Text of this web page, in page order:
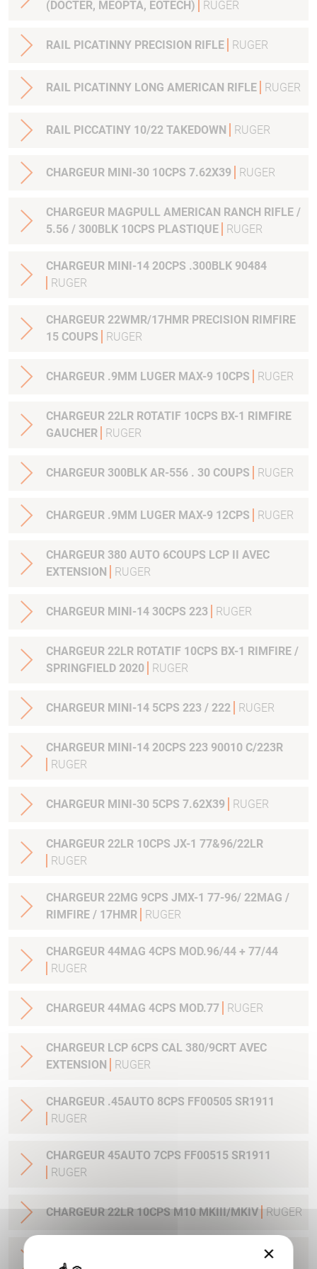
(DOCTER, MEOPTA, EOTECH) RUGER
RAIL PICATINNY PRECISION RIFLE RUGER
RAIL PICATINNY LONG AMERICAN RIFLE RUGER
RAIL PICCATINY 10/22 TAKEDOWN RUGER
CHARGEUR MINI-30 10CPS 7.62X39 RUGER
CHARGEUR MAGPULL AMERICAN RANCH RIFLE /
5.56 / 300BLK 10CPS PLASTIQUE
RUGER
CHARGEUR MINI-14 20CPS .300BLK 90484
RUGER
CHARGEUR 22WMR/17HMR PRECISION RIMFIRE
15 COUPS
RUGER
CHARGEUR .9MM LUGER MAX-9 10CPS RUGER
CHARGEUR 22LR ROTATIF 10CPS BX-1 RIMFIRE
GAUCHER
RUGER
CHARGEUR 300BLK AR-556 . 30 COUPS RUGER
CHARGEUR .9MM LUGER MAX-9 12CPS RUGER
CHARGEUR 380 AUTO 6COUPS LCP II AVEC
EXTENSION
RUGER
CHARGEUR MINI-14 30CPS 223 RUGER
CHARGEUR 22LR ROTATIF 10CPS BX-1 RIMFIRE /
SPRINGFIELD 2020
RUGER
CHARGEUR MINI-14 5CPS 223 / 222 RUGER
CHARGEUR MINI-14 20CPS 223 90010 C/223R
RUGER
CHARGEUR MINI-30 5CPS 7.62X39 RUGER
CHARGEUR 22LR 10CPS JX-1 77&96/22LR
RUGER
CHARGEUR 22MG 9CPS JMX-1 77-96/ 22MAG /
RIMFIRE / 17HMR
RUGER
CHARGEUR 44MAG 4CPS MOD.96/44 + 77/44
RUGER
CHARGEUR 44MAG 4CPS MOD.77 RUGER
CHARGEUR LCP 6CPS CAL 380/9CRT AVEC
EXTENSION
RUGER
CHARGEUR .45AUTO 8CPS FF00505 SR1911
RUGER
CHARGEUR 45AUTO 7CPS FF00515 SR1911
RUGER
CHARGEUR 22LR 10CPS M10 MKIII/MKIV RUGER
CHARGEUR 45 AUTO 10CPS AMERICAN PISTOL
×